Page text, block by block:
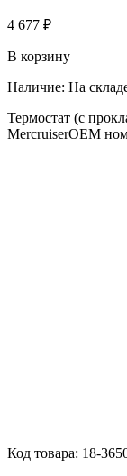
4 677 ₽
В корзину
Наличие: На
Термостат (с
MercruiserOEM
Код товара: 18-